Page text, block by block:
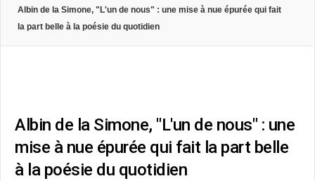
Albin de la Simone, "L'un de nous" : une mise à nue épurée qui fait
la part belle à la poésie du quotidien
Albin de la Simone, "L'un de nous" : une
mise à nue épurée qui fait la part belle
à la poésie du quotidien